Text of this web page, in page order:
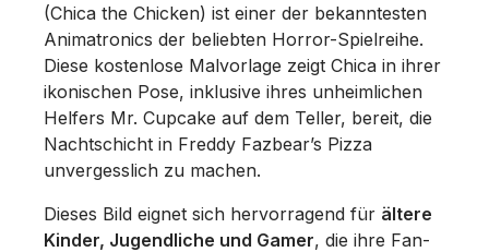
(Chica the Chicken) ist einer der bekanntesten
Animatronics der beliebten Horror-Spielreihe.
Diese kostenlose Malvorlage zeigt Chica in ihrer
ikonischen Pose, inklusive ihres unheimlichen
Helfers Mr. Cupcake auf dem Teller, bereit, die
Nachtschicht in Freddy Fazbear’s Pizza
unvergesslich zu machen.
Dieses Bild eignet sich hervorragend für ältere
Kinder, Jugendliche und Gamer, die ihre Fan-